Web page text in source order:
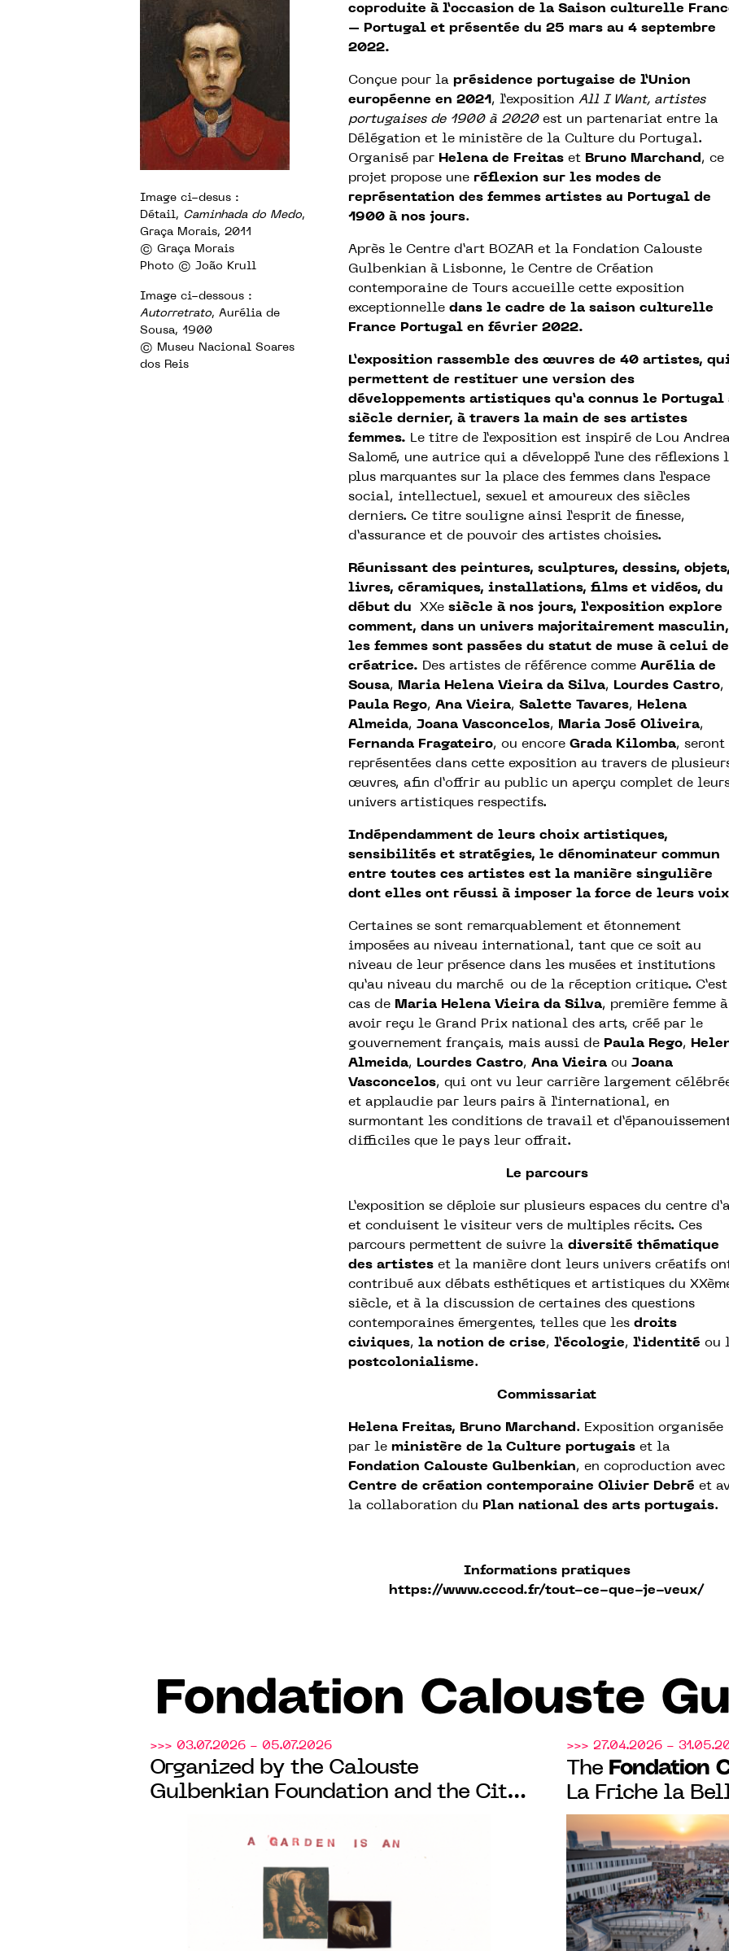
Image ci-desus :
Détail, Caminhada do Medo,
Graça Morais, 2011
© Graça Morais
Photo © João Krull
Image ci-dessous :
Autorretrato, Aurélia de
Sousa, 1900
© Museu Nacional Soares
dos Reis
coproduite à l’occasion de la Saison culturelle
– Portugal et présentée du 25 mars au 4 septembre
2022.
Conçue pour la présidence portugaise de l’Union
européenne en 2021 , l’exposition All I Want, artistes
portugaises de 1900 à 2020est un partenariat entre la
Délégation et le ministère de la Culture du Portugal.
Organisé par Helena de Freitas et Bruno Marchand , ce
projet propose une réflexion sur les modes de
représentation des femmes artistes au Portugal de
1900 à nos jours.
Après le Centre d’art BOZAR et la Fondation Calouste
Gulbenkian à Lisbonne, le Centre de Création
contemporaine de Tours accueille cette exposition
exceptionnelle dans le cadre de la saison culturelle
France Portugal en février 2022.
L’exposition rassemble des œuvres de 40 artistes,
permettent de restituer une version des
développements artistiques qu’a connus le Portugal
siècle dernier, à travers la main de ses artistes
femmes. Le titre de l’exposition est inspiré de Lou
Salomé, une autrice qui a développé l’une des réflexions
plus marquantes sur la place des femmes dans l’espace
social, intellectuel, sexuel et amoureux des siècles
derniers. Ce titre souligne ainsi l’esprit de finesse,
d’assurance et de pouvoir des artistes choisies.
Réunissant des peintures, sculptures, dessins, objets,
livres, céramiques, installations, films et vidéos, du
début du
XXe siècle à nos jours, l’exposition explore
comment, dans un univers majoritairement masculin,
les femmes sont passées du statut de muse à celui de
créatrice. Des artistes de référence comme Aurélia de
Sousa, Maria Helena Vieira da Silva, Lourdes Castro,
Paula Rego, Ana Vieira, Salette Tavares,
Helena
Almeida, Joana Vasconcelos, Maria José Oliveira,
Fernanda Fragateiro, ou encore Grada Kilomba, seront
représentées dans cette exposition au travers de
œuvres, afin d’offrir au public un aperçu complet de
univers artistiques respectifs.
Indépendamment de leurs choix artistiques,
sensibilités et stratégies, le dénominateur commun
entre toutes ces artistes est la manière singulière
dont elles ont réussi à imposer la force de leurs
Certaines se sont remarquablement et étonnement
imposées au niveau international, tant que ce soit au
niveau de leur présence dans les musées et institutions
qu’au niveau du marché ou de la réception critique.
cas de Maria Helena Vieira da Silva, première femme à
avoir reçu le Grand Prix national des arts, créé par le
gouvernement français, mais aussi de Paula Rego,
Almeida, Lourdes Castro, Ana Vieira ou Joana
Vasconcelos, qui ont vu leur carrière largement
et applaudie par leurs pairs à l’international, en
surmontant les conditions de travail et
difficiles que le pays leur offrait.
Le parcours
L’exposition se déploie sur plusieurs espaces du centre
et conduisent le visiteur vers de multiples récits. Ces
parcours permettent de suivre la diversité thématique
des artistes et la manière dont leurs univers créatifs
contribué aux débats esthétiques et artistiques du
siècle, et à la discussion de certaines des questions
contemporaines émergentes, telles que les droits
civiques, la notion de crise, l’écologie, l’identité ou
postcolonialisme.
Commissariat
Helena Freitas, Bruno Marchand . Exposition organisée
par le ministère de la Culture portugais et la
Fondation Calouste Gulbenkian, en coproduction avec
Centre de création contemporaine Olivier Debré et
la collaboration du Plan national des arts portugais.
Informations pratiques
https://www.cccod.fr/tout-ce-que-je-veux/
Fondation Calouste
>>> 03.07.2026 - 05.07.2026
Organized by the Calouste
Gulbenkian Foundation and the City
art at the Parc Calouste Gulbenkian,
in Benerville-sur-Mer (14)
>>> 27.04.2026 -
The Fondation
La Friche la
Triangle-
curatorial
Portuguese-